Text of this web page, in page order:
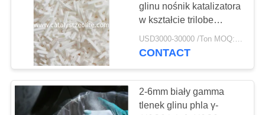
Dechlorination
Agent
glinu nośnik katalizatora
w kształcie trilobe
wspiera formę
krystaliczną
CONTACT
2-6mm biały gamma
tlenek glinu phla γ-